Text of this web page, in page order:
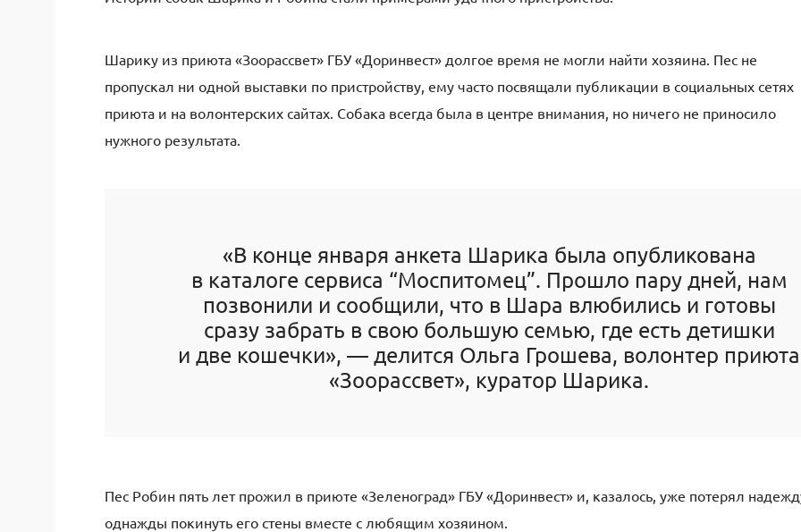
Шарику из приюта «Зоорассвет» ГБУ «Доринвест» долгое время не могли найти хозяина. Пес не
пропускал ни одной выставки по пристройству, ему часто посвящали публикации в социальных сетях
приюта и на волонтерских сайтах. Собака всегда была в центре внимания, но ничего не приносило
нужного результата.
«В конце января анкета Шарика была опубликована
в каталоге сервиса “Моспитомец”. Прошло пару дней, нам
позвонили и сообщили, что в Шара влюбились и готовы
сразу забрать в свою большую семью, где есть детишки
и две кошечки», — делится Ольга Грошева, волонтер приюта
«Зоорассвет», куратор Шарика.
Пес Робин пять лет прожил в приюте «Зеленоград» ГБУ «Доринвест» и, казалось, уже потерял
однажды покинуть его стены вместе с любящим хозяином.